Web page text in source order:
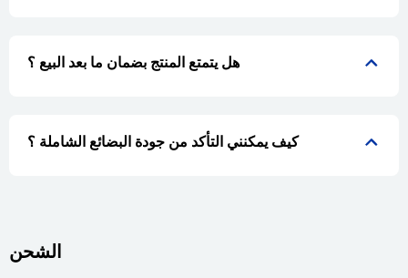
هل يتمتع المنتج بضمان ما بعد البيع ؟
كيف يمكنني التأكد من جودة البضائع الشاملة ؟
الشحن